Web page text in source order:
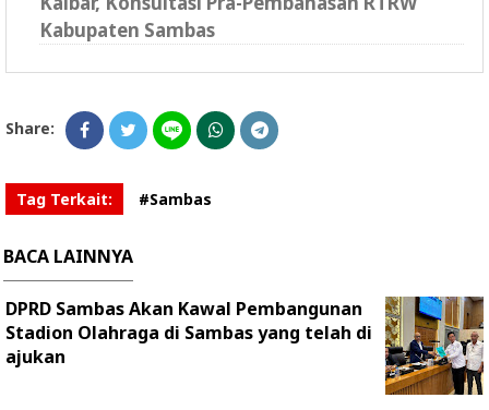
Kabupaten Sambas
Share:
Tag Terkait: #Sambas
BACA LAINNYA
DPRD Sambas Akan Kawal Pembangunan
Stadion Olahraga di Sambas yang telah di
ajukan